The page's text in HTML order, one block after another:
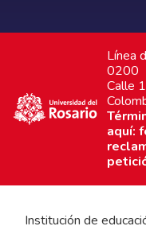
Línea
0200
Calle
aquí:
Institución de